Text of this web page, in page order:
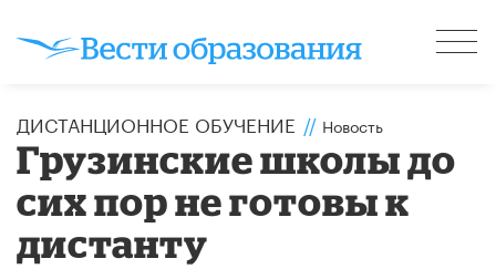
ДИСТАНЦИОННОЕ ОБУЧЕНИЕ // Новость
Грузинские школы до
сих пор не готовы к
дистанту